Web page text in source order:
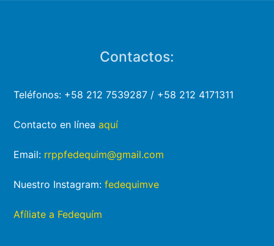
Contactos:
Teléfonos: +58 212 7539287 / +58 212 4171311
Contacto en líneaaquí
Email: rrppfedequim@gmail.com
Nuestro Instagram:fedequimve
Afíliate a Fedequím